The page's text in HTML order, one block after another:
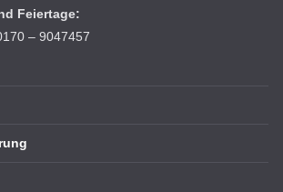
Feiertage:
– 9047457